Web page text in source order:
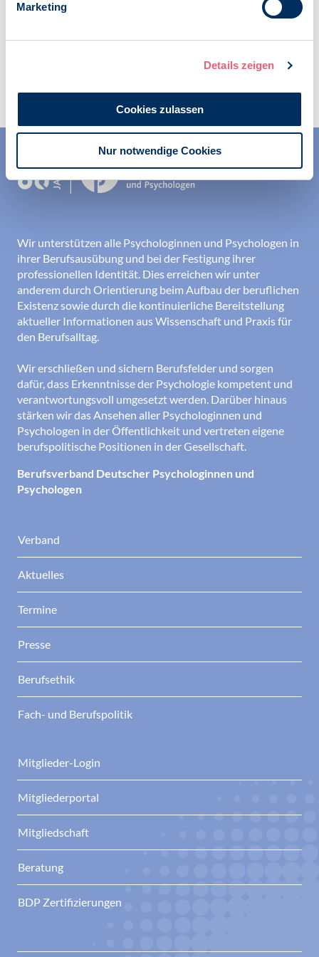
Marketing
Details zeigen
Cookies zulassen
Nur notwendige Cookies
Wir unterstützen alle Psychologinnen und Psychologen in
ihrer Berufsausübung und bei der Festigung ihrer
professionellen Identität. Dies erreichen wir unter
anderem durch Orientierung beim Aufbau der beruflichen
Existenz sowie durch die kontinuierliche Bereitstellung
aktueller Informationen aus Wissenschaft und Praxis für
den Berufsalltag.
Wir erschließen und sichern Berufsfelder und sorgen
dafür, dass Erkenntnisse der Psychologie kompetent und
verantwortungsvoll umgesetzt werden. Darüber hinaus
stärken wir das Ansehen aller Psychologinnen und
Psychologen in der Öffentlichkeit und vertreten eigene
berufspolitische Positionen in der Gesellschaft.
Berufsverband Deutscher Psychologinnen und
Psychologen
Verband
Aktuelles
Termine
Presse
Berufsethik
Fach- und Berufspolitik
Mitglieder-Login
Mitgliederportal
Mitgliedschaft
Beratung
BDP Zertifizierungen